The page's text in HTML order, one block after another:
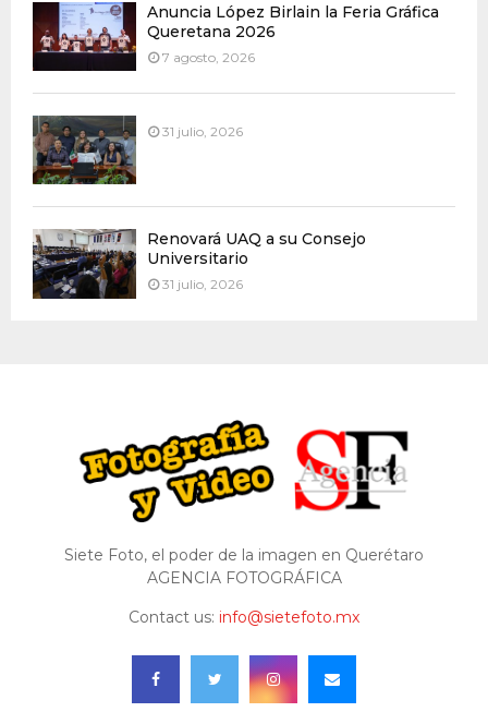
Anuncia López Birlain la Feria Gráfica
Queretana 2026
7 agosto, 2026
31 julio, 2026
Renovará UAQ a su Consejo
Universitario
31 julio, 2026
Siete Foto, el poder de la imagen en Querétaro
AGENCIA FOTOGRÁFICA
Contact us: info@sietefoto.mx